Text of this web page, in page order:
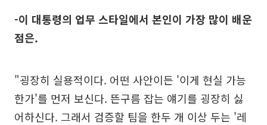
-이 대통령의 업무 스타일에서 본인이 가장 많이 배운
점은.
"굉장히 실용적이다. 어떤 사안이든 '이게 현실 가능
한가'를 먼저 보신다. 뜬구름 잡는 얘기를 굉장히 싫
어하신다. 그래서 검증할 팀을 한두 개 이상 두는 '레